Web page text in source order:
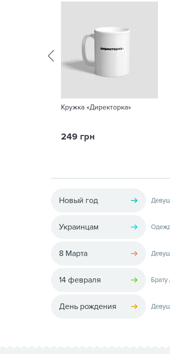
Кружка «Директорка»
249 грн
Новый год
Украинцам
8 Марта
14 февраля Брату
День рождения